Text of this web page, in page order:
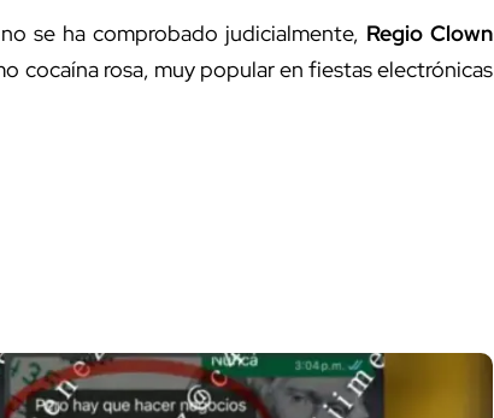
se ha comprobado judicialmente, Regio Clown
cocaína rosa, muy popular en fiestas electrónicas